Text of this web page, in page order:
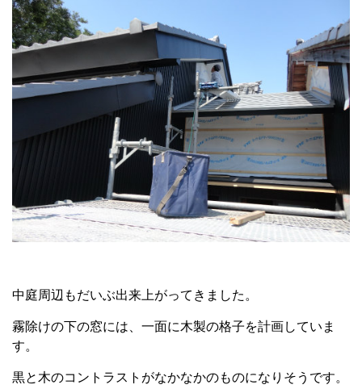
中庭周辺もだいぶ出来上がってきました。
霧除けの下の窓には、一面に木製の格子を計画していま
す。
黒と木のコントラストがなかなかのものになりそうです。